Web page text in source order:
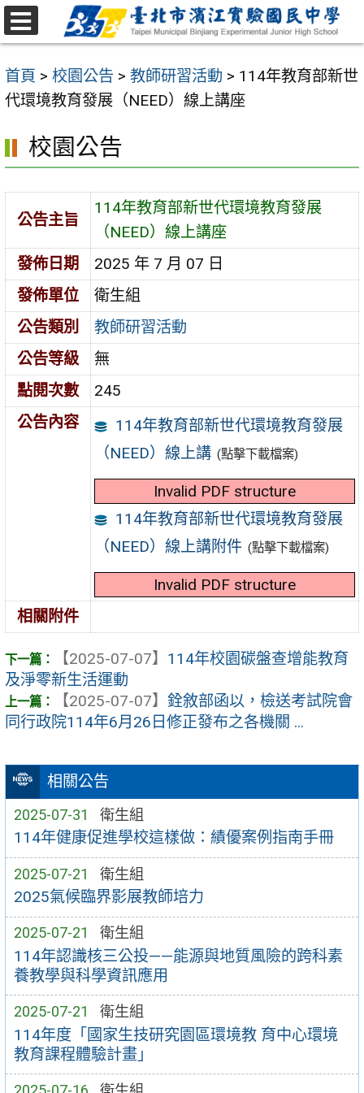
跳
至
要
內
區
首頁 > 校園公告 > 教師研習活動 > 114年教育部新世
代環境教育發展（NEED）線上講座
相關公告
2025-07-31 衛生組
114年健康促進學校這樣做：績優案例指南手冊
2025-07-21 衛生組
2025氣候臨界影展教師培力
2025-07-21 衛生組
114年認識核三公投——能源與地質風險的跨科素
養教學與科學資訊應用
2025-07-21 衛生組
114年度「國家生技研究園區環境教 育中心環境
教育課程體驗計畫」
校園公告
公告主旨
114年教育部新世代環境教育發展
（NEED）線上講座
發佈日期
2025 年 7 月 07 日
發佈單位
衛生組
公告類別
教師研習活動
公告等級
無
點閱次數
245
公告內容
114年教育部新世代環境教育發展
（NEED）線上講 (點擊下載檔案)
Invalid PDF structure
114年教育部新世代環境教育發展
（NEED）線上講附件 (點擊下載檔案)
Invalid PDF structure
相關附件
【2025-07-07】 114年校園碳盤查增能教育
及淨零新生活運動
【2025-07-07】 銓敘部函以，檢送考試院會
同行政院114年6月26日修正發布之各機關 ...
選
單